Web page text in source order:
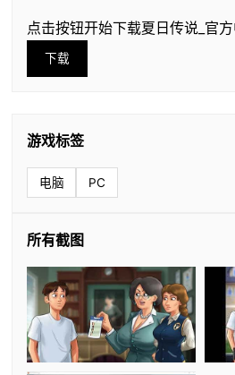
点击按钮开始下载夏日传说_官
下载
游戏标签
电脑 PC
所有截图